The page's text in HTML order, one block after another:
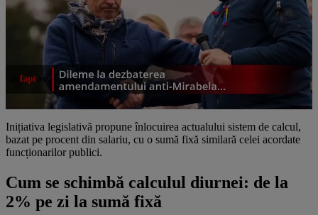
Inițiativa legislativă propune înlocuirea actualului sistem de calcul,
bazat pe procent din salariu, cu o sumă fixă similară celei acordate
funcționarilor publici.
Cum se schimbă calculul diurnei: de la
2% pe zi la sumă fixă